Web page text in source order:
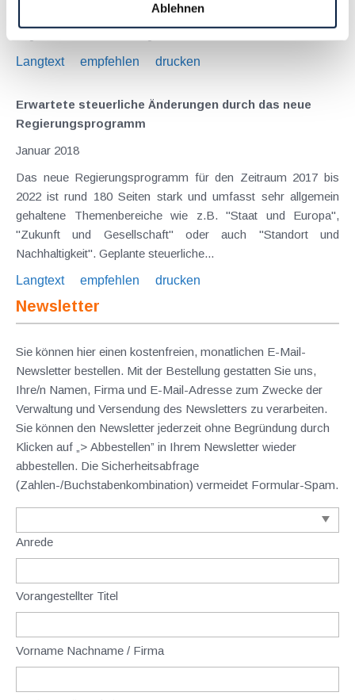
Ablehnen
Tod des Vaters wegen umfassender Asbestbelastung
Langtext
empfehlen drucken
Erwartete steuerliche Änderungen durch das neue
Regierungsprogramm
Januar 2018
Das neue Regierungsprogramm für den Zeitraum 2017 bis
2022 ist rund 180 Seiten stark und umfasst sehr allgemein
gehaltene Themenbereiche wie z.B. "Staat und Europa",
"Zukunft und Gesellschaft" oder auch "Standort und
Nachhaltigkeit". Geplante steuerliche...
Langtext
empfehlen drucken
Newsletter
Sie können hier einen kostenfreien, monatlichen E-Mail-
Newsletter bestellen. Mit der Bestellung gestatten Sie uns,
Ihre/n Namen, Firma und E-Mail-Adresse zum Zwecke der
Verwaltung und Versendung des Newsletters zu verarbeiten.
Sie können den Newsletter jederzeit ohne Begründung durch
Klicken auf „> Abbestellen” in Ihrem Newsletter wieder
abbestellen. Die Sicherheitsabfrage
(Zahlen-/Buchstabenkombination) vermeidet Formular-Spam.
Anrede
Vorangestellter Titel
Vorname Nachname / Firma